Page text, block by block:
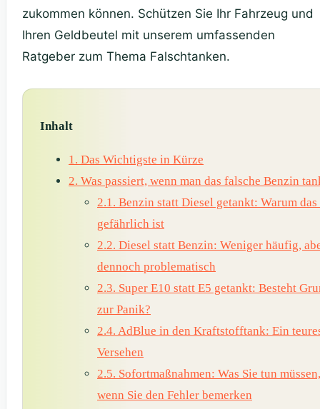
zukommen können. Schützen Sie Ihr Fahrzeug und
Ihren Geldbeutel mit unserem umfassenden
Ratgeber zum Thema Falschtanken.
Inhalt
1. Das Wichtigste in Kürze
2. Was passiert, wenn man das falsche Benzin
2.1. Benzin statt Diesel getankt: Warum das
gefährlich ist
2.2. Diesel statt Benzin: Weniger häufig,
dennoch problematisch
2.3. Super E10 statt E5 getankt: Besteht
zur Panik?
2.4. AdBlue in den Kraftstofftank: Ein
Versehen
2.5. Sofortmaßnahmen: Was Sie tun müssen,
wenn Sie den Fehler bemerken